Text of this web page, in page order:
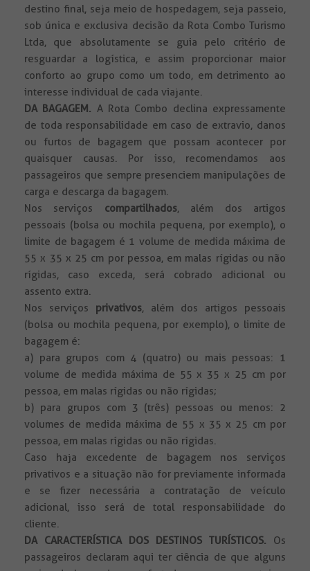
destino final, seja meio de hospedagem, seja passeio,
sob única e exclusiva decisão da Rota Combo Turismo
Ltda, que absolutamente se guia pelo critério de
resguardar a logística, e assim proporcionar maior
conforto ao grupo como um todo, em detrimento ao
interesse individual de cada viajante.
DA BAGAGEM. A Rota Combo declina expressamente
de toda responsabilidade em caso de extravio, danos
ou furtos de bagagem que possam acontecer por
quaisquer causas. Por isso, recomendamos aos
passageiros que sempre presenciem manipulações de
carga e descarga da bagagem.
Nos serviços compartilhados, além dos artigos
pessoais (bolsa ou mochila pequena, por exemplo), o
limite de bagagem é 1 volume de medida máxima de
55 x 35 x 25 cm por pessoa, em malas rígidas ou não
rígidas, caso exceda, será cobrado adicional ou
assento extra.
Nos serviços privativos, além dos artigos pessoais
(bolsa ou mochila pequena, por exemplo), o limite de
bagagem é:
a) para grupos com 4 (quatro) ou mais pessoas: 1
volume de medida máxima de 55 x 35 x 25 cm por
pessoa, em malas rígidas ou não rígidas;
b) para grupos com 3 (três) pessoas ou menos: 2
volumes de medida máxima de 55 x 35 x 25 cm por
pessoa, em malas rígidas ou não rígidas.
Caso haja excedente de bagagem nos serviços
privativos e a situação não for previamente informada
e se fizer necessária a contratação de veículo
adicional, isso será de total responsabilidade do
cliente.
DA CARACTERÍSTICA DOS DESTINOS TURÍSTICOS. Os
passageiros declaram aqui ter ciência de que alguns